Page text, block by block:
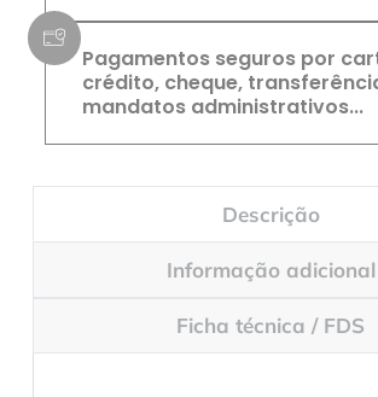
Pagamentos seguros por
crédito, cheque,
mandatos administrativos...
Descrição
Informação adicional
Ficha técnica / FDS